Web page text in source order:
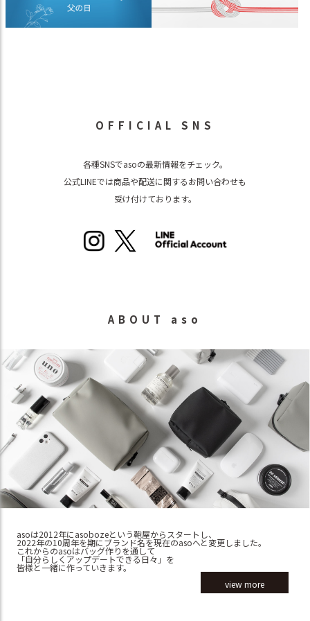
OFFICIAL SNS
各種SNSでasoの最新情報をチェック。
公式LINEでは商品や配送に関するお問い合わせも
受け付けております。
ABOUT aso
asoは2012年にasobozeという鞄屋からスタートし、
2022年の10周年を期にブランド名を現在のasoへと変更しました。
これからのasoはバッグ作りを通して
「自分らしくアップデートできる日々」を
皆様と一緒に作っていきます。
view more